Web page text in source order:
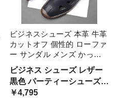
ビジネスシューズ 本革 牛革
カットオフ 個性的 ローファ
ー サンダル メンズ かっこ
いい セレブ 高級感 黒 茶色
レザーシューズ 穴あき ユニ
ーク おしゃれ 革靴 オフィ
ス ソフトレザ フォーマル
ビジネス シューズ レザー
黒色 パーティーシューズ
お呼ばれ 仕事 オフィス メ
￥4,795